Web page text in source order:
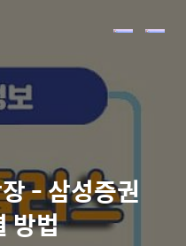
메
- 삼성증권
방법